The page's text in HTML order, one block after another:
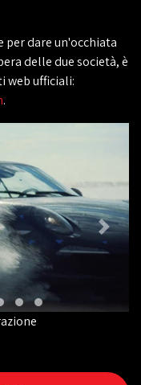
dare un'occhiata
delle due società, è
web ufficiali:
.